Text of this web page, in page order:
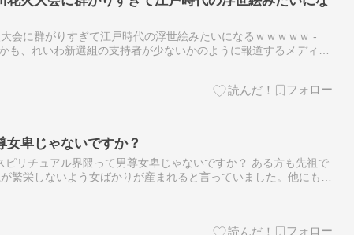
会に群がりすぎて江戸時代の浮世絵みたいになるｗｗｗｗｗ -
も、れいわ新選組の支持者が少ないかのように報道するメディア
女卑じゃないですか？
ピリチュアル界隈って男尊女卑じゃないですか？ ある方も先祖で
繁栄しないよう女ばかりが産まれると言っていました。他にもあ